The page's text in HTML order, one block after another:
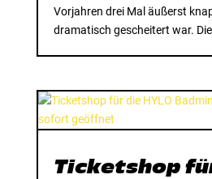
Vorjahren drei Mal äußerst
dramatisch gescheitert war.
Ticketshop